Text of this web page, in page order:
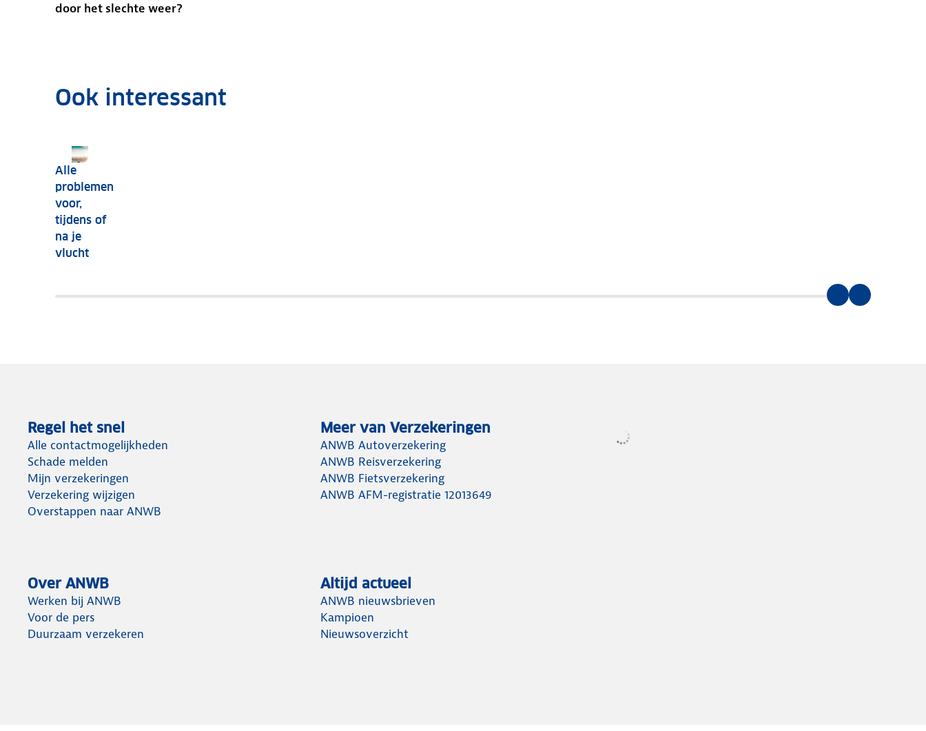
door het slechte weer?
Ook interessant
Alle
problemen
voor,
tijdens of
na je
vlucht
Regel het snel
Alle contactmogelijkheden
Schade melden
Mijn verzekeringen
Verzekering wijzigen
Overstappen naar ANWB
Meer van Verzekeringen
ANWB Autoverzekering
ANWB Reisverzekering
ANWB Fietsverzekering
ANWB AFM-registratie 12013649
Over ANWB
Werken bij ANWB
Voor de pers
Duurzaam verzekeren
Altijd actueel
ANWB nieuwsbrieven
Kampioen
Nieuwsoverzicht